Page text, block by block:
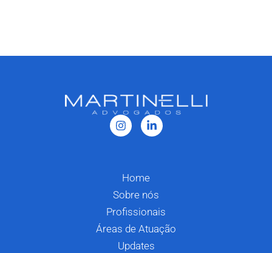
Home
Sobre nós
Profissionais
Áreas de Atuação
Updates